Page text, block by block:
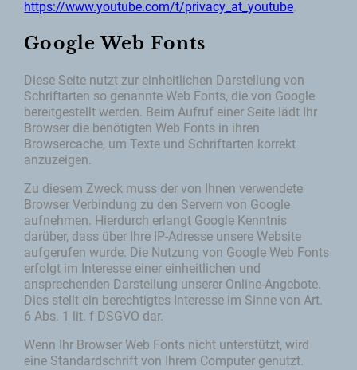
https://www.youtube.com/t/privacy_at_youtube.
Google Web Fonts
Diese Seite nutzt zur einheitlichen Darstellung von
Schriftarten so genannte Web Fonts, die von Google
bereitgestellt werden. Beim Aufruf einer Seite lädt Ihr
Browser die benötigten Web Fonts in ihren
Browsercache, um Texte und Schriftarten korrekt
anzuzeigen.
Zu diesem Zweck muss der von Ihnen verwendete
Browser Verbindung zu den Servern von Google
aufnehmen. Hierdurch erlangt Google Kenntnis
darüber, dass über Ihre IP-Adresse unsere Website
aufgerufen wurde. Die Nutzung von Google Web Fonts
erfolgt im Interesse einer einheitlichen und
ansprechenden Darstellung unserer Online-Angebote.
Dies stellt ein berechtigtes Interesse im Sinne von Art.
6 Abs. 1 lit. f DSGVO dar.
Wenn Ihr Browser Web Fonts nicht unterstützt, wird
eine Standardschrift von Ihrem Computer genutzt.